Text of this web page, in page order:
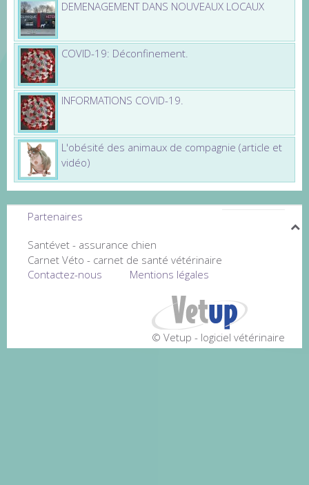
DEMENAGEMENT DANS NOUVEAUX LOCAUX
COVID-19: Déconfinement.
INFORMATIONS COVID-19.
L'obésité des animaux de compagnie (article et
vidéo)
Partenaires
Santévet - assurance chien
Carnet Véto - carnet de santé vétérinaire
Contactez-nous
Mentions légales
© Vetup - logiciel vétérinaire